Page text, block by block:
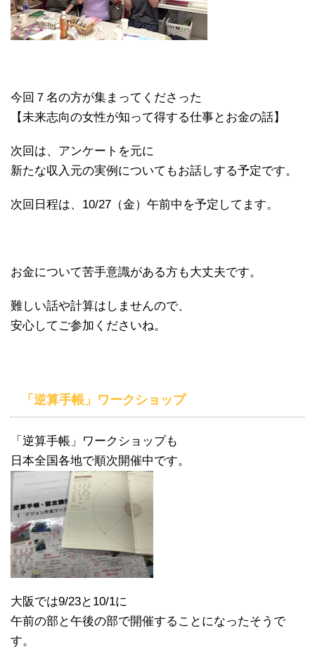
今回７名の方が集まってくださった
【未来志向の女性が知って得する仕事とお金の話】
次回は、アンケートを元に
新たな収入元の実例についてもお話しする予定です。
次回日程は、10/27（金）午前中を予定してます。
お金について苦手意識がある方も大丈夫です。
難しい話や計算はしませんので、
安心してご参加くださいね。
「逆算手帳」ワークショップ
「逆算手帳」ワークショップも
日本全国各地で順次開催中です。
大阪では9/23と10/1に
午前の部と午後の部で開催することになったそうで
す。